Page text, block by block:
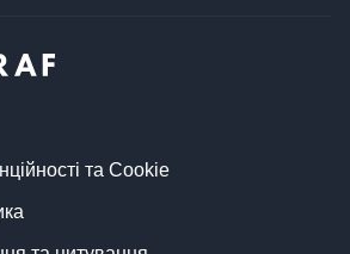
та Cookie